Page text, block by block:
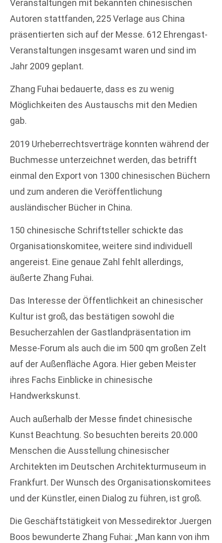
Veranstaltungen mit bekannten chinesischen
Autoren stattfanden, 225 Verlage aus China
präsentierten sich auf der Messe. 612 Ehrengast-
Veranstaltungen insgesamt waren und sind im
Jahr 2009 geplant.
Zhang Fuhai bedauerte, dass es zu wenig
Möglichkeiten des Austauschs mit den Medien
gab.
2019 Urheberrechtsverträge konnten während der
Buchmesse unterzeichnet werden, das betrifft
einmal den Export von 1300 chinesischen Büchern
und zum anderen die Veröffentlichung
ausländischer Bücher in China.
150 chinesische Schriftsteller schickte das
Organisationskomitee, weitere sind individuell
angereist. Eine genaue Zahl fehlt allerdings,
äußerte Zhang Fuhai.
Das Interesse der Öffentlichkeit an chinesischer
Kultur ist groß, das bestätigen sowohl die
Besucherzahlen der Gastlandpräsentation im
Messe-Forum als auch die im 500 qm großen Zelt
auf der Außenfläche Agora. Hier geben Meister
ihres Fachs Einblicke in chinesische
Handwerkskunst.
Auch außerhalb der Messe findet chinesische
Kunst Beachtung. So besuchten bereits 20.000
Menschen die Ausstellung chinesischer
Architekten im Deutschen Architekturmuseum in
Frankfurt. Der Wunsch des Organisationskomitees
und der Künstler, einen Dialog zu führen, ist groß.
Die Geschäftstätigkeit von Messedirektor Juergen
Boos bewunderte Zhang Fuhai: „Man kann von ihm